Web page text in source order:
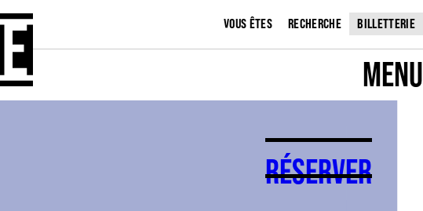
VOUS ÊTES RECHERCHE BILLETTERIE
MENU
RÉSERVER